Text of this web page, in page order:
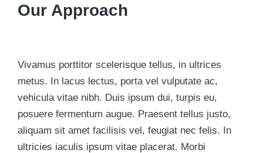
Our Approach
Vivamus porttitor scelerisque tellus, in ultrices
metus. In lacus lectus, porta vel vulputate ac,
vehicula vitae nibh. Duis ipsum dui, turpis eu,
posuere fermentum augue. Praesent tellus justo,
aliquam sit amet facilisis vel, feugiat nec felis. In
ultricies iaculis ipsum vitae placerat. Morbi